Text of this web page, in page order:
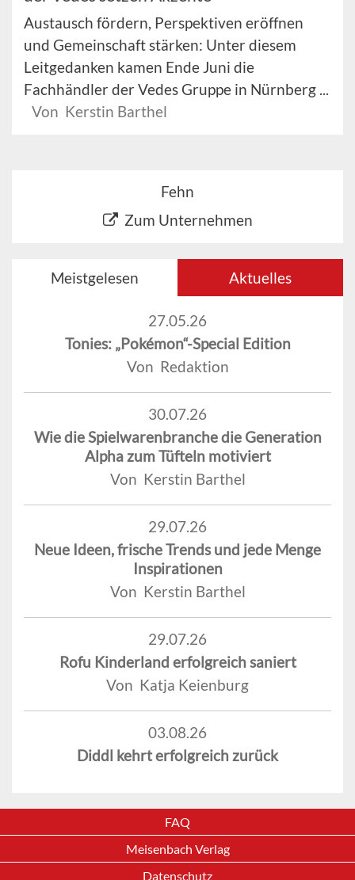
Austausch fördern, Perspektiven eröffnen
und Gemeinschaft stärken: Unter diesem
Leitgedanken kamen Ende Juni die
Fachhändler der Vedes Gruppe in Nürnberg ...
Von Kerstin Barthel
Fehn
Zum Unternehmen
Meistgelesen Aktuelles
27.05.26
Tonies: „Pokémon“-Special Edition
Von Redaktion
30.07.26
Wie die Spielwarenbranche die Generation
Alpha zum Tüfteln motiviert
Von Kerstin Barthel
29.07.26
Neue Ideen, frische Trends und jede Menge
Inspirationen
Von Kerstin Barthel
29.07.26
Rofu Kinderland erfolgreich saniert
Von Katja Keienburg
03.08.26
Diddl kehrt erfolgreich zurück
FAQ
Meisenbach Verlag
Datenschutz